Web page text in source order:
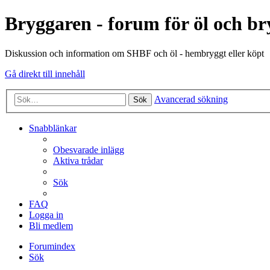
Bryggaren - forum för öl och
Diskussion och information om SHBF och öl - hembryggt eller köpt
Gå direkt till innehåll
Sök Avancerad sökning
Snabblänkar
Obesvarade inlägg
Aktiva trådar
Sök
FAQ
Logga in
Bli medlem
Forumindex
Sök